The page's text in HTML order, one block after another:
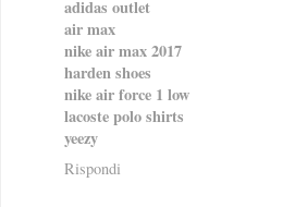
adidas outlet
air max
nike air max 2017
harden shoes
nike air force 1 low
lacoste polo shirts
yeezy
Rispondi